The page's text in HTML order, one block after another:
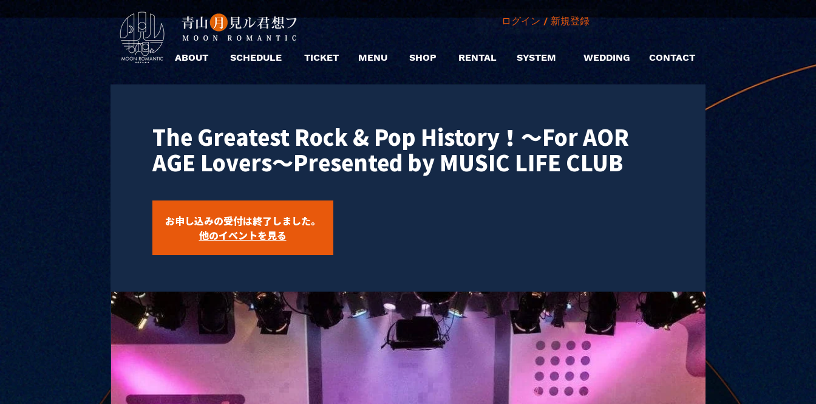
ABOUT SCHEDULE TICKET MENU SHOP
ログイン / 新規登録
RENTAL SYSTEM WEDDING CONTACT
The Greatest Rock & Pop History！～For AOR
AGE Lovers～Presented by MUSIC LIFE CLUB
お申し込みの受付は終了しました。
他のイベントを見る